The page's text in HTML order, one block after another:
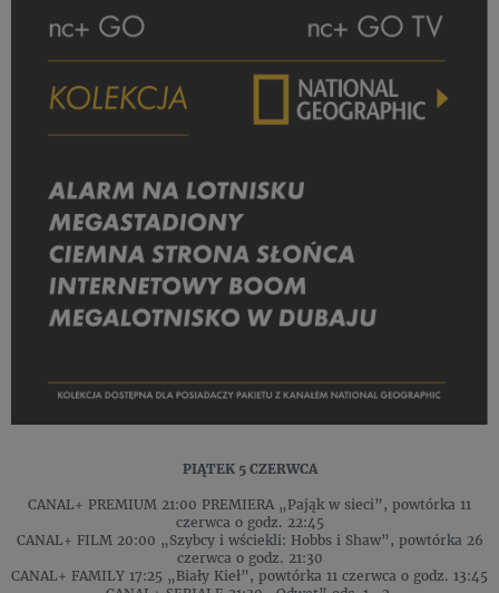
PIĄTEK 5 CZERWCA
CANAL+ PREMIUM 21:00 PREMIERA „Pająk w sieci”, powtórka 11
czerwca o godz. 22:45
CANAL+ FILM 20:00 „Szybcy i wściekli: Hobbs i Shaw”, powtórka 26
czerwca o godz. 21:30
CANAL+ FAMILY 17:25 „Biały Kieł”, powtórka 11 czerwca o godz. 13:45